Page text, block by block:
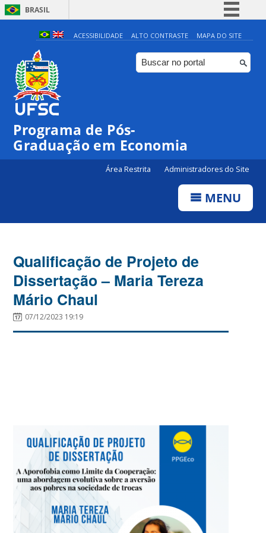
BRASIL
Simplifique!
Comunica BR
Participe
ACESSIBILIDADE ALTO CONTRASTE MAPA DO SITE
Programa de Pós-
Graduação em Economia
Área Restrita Administradores do Site
MENU
Qualificação de Projeto de
Dissertação – Maria Tereza
Mário Chaul
07/12/2023 19:19